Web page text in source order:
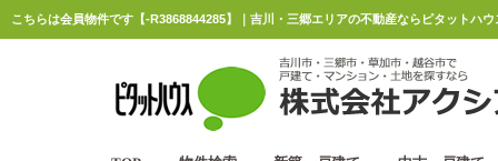
こちらは会員物件です【-R3868844285】｜吉川・三郷エリアの不動産ならピタットハ